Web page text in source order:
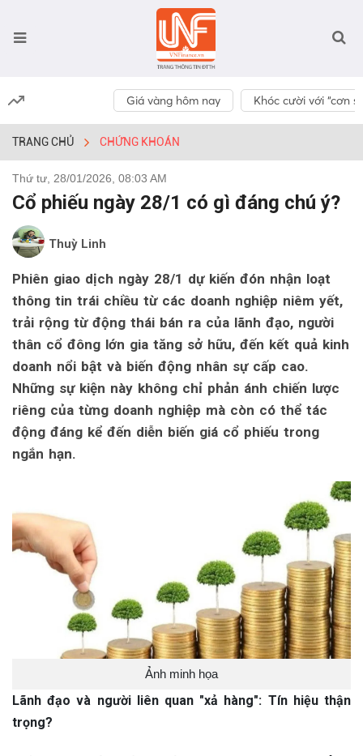
Giá vàng hôm nay Khóc cười với “cơn
TRANG CHỦ CHỨNG KHOÁN
Thứ tư, 28/01/2026, 08:03 AM
Cổ phiếu ngày 28/1 có gì đáng chú ý?
Thuỳ Linh
Phiên giao dịch ngày 28/1 dự kiến đón nhận loạt
thông tin trái chiều từ các doanh nghiệp niêm yết,
trải rộng từ động thái bán ra của lãnh đạo, người
thân cổ đông lớn gia tăng sở hữu, đến kết quả kinh
doanh nổi bật và biến động nhân sự cấp cao.
Những sự kiện này không chỉ phản ánh chiến lược
riêng của từng doanh nghiệp mà còn có thể tác
động đáng kể đến diễn biến giá cổ phiếu trong
ngắn hạn.
Ảnh minh họa
Lãnh đạo và người liên quan "xả hàng": Tín hiệu thận
trọng?